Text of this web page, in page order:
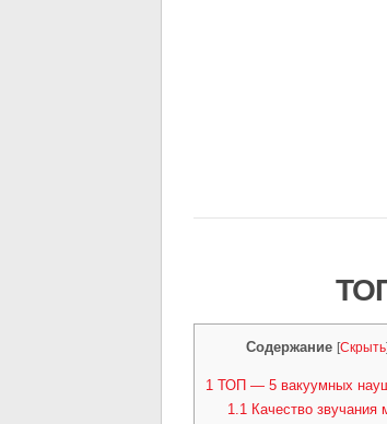
Содержание [Скрыть]
1ТОП — 5 вакуумных
1.1Качество звучания